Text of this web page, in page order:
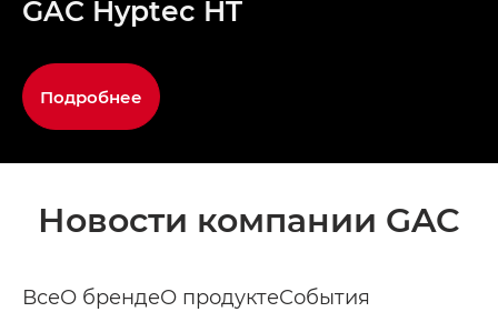
GAC Hyptec HT
Подробнее
Новости компании GAC
ВсеО брендеО продуктеСобытия